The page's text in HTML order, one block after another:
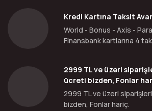
Kredi Kartına Taksit
World - Bonus - Axis -
Finansbank kartlarına 4
2999 TL ve üzeri
ücreti bizden, Fonlar
2999 TL ve üzeri
bizden, Fonlar hariç.